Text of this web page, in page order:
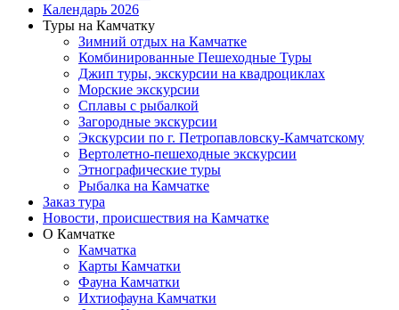
Календарь 2026
Туры на Камчатку
Зимний отдых на Камчатке
Комбинированные Пешеходные Туры
Джип туры, экскурсии на квадроциклах
Морские экскурсии
Сплавы с рыбалкой
Загородные экскурсии
Экскурсии по г. Петропавловску-Камчатскому
Вертолетно-пешеходные экскурсии
Этнографические туры
Рыбалка на Камчатке
Заказ тура
Новости, происшествия на Камчатке
О Камчатке
Камчатка
Карты Камчатки
Фауна Камчатки
Ихтиофауна Камчатки